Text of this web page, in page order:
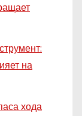
на
хода